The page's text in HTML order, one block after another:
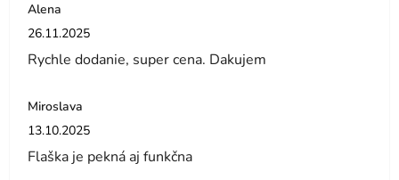
Alena
Hodnotenie obchodu je 5 z 5 hviezdičiek.
26.11.2025
Rychle dodanie, super cena. Dakujem
Miroslava
Hodnotenie obchodu je 5 z 5 hviezdičiek.
13.10.2025
Flaška je pekná aj funkčna